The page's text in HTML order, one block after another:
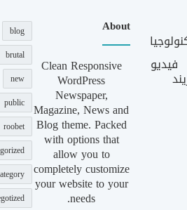
فيديو
About
Clean Responsive
WordPress
Newspaper,
Magazine, News and
Blog theme. Packed
with options that
allow you to
completely customize
your website to your
needs.
blog
brutal
new
public
roobet